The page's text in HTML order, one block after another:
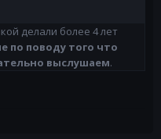
делали более 4 лет
по поводу того что
выслушаем.